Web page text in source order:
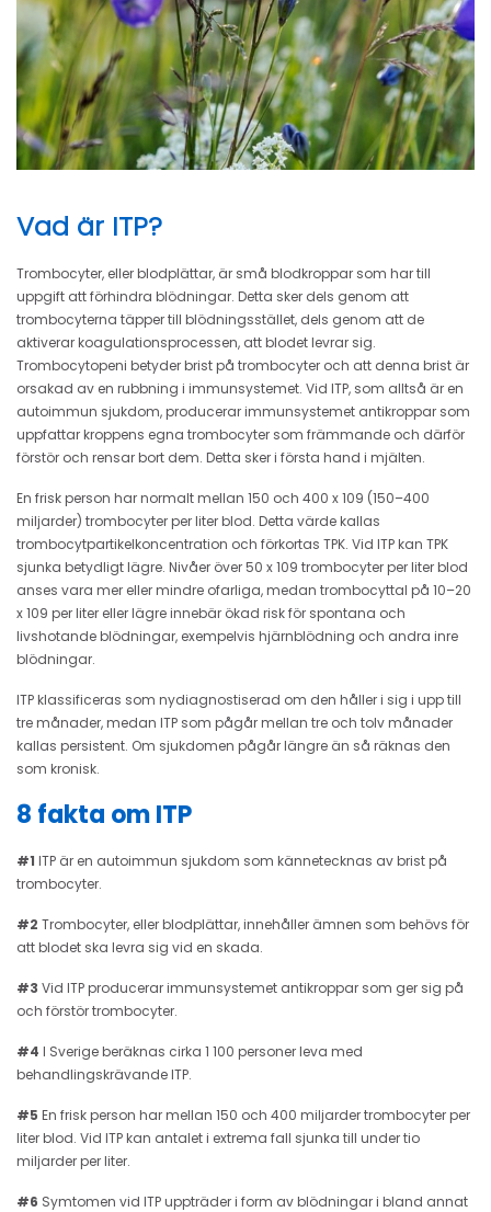
Vad är ITP?
Trombocyter, eller blodplättar, är små blodkroppar som har till
uppgift att förhindra blödningar. Detta sker dels genom att
trombocyterna täpper till blödningsstället, dels genom att de
aktiverar koagulationsprocessen, att blodet levrar sig.
Trombocytopeni betyder brist på trombocyter och att denna brist är
orsakad av en rubbning i immunsystemet. Vid ITP, som alltså är en
autoimmun sjukdom, producerar immunsystemet antikroppar som
uppfattar kroppens egna trombocyter som främmande och därför
förstör och rensar bort dem. Detta sker i första hand i mjälten.
En frisk person har normalt mellan 150 och 400 x 109 (150–400
miljarder) trombocyter per liter blod. Detta värde kallas
trombocytpartikelkoncentration och förkortas TPK. Vid ITP kan TPK
sjunka betydligt lägre. Nivåer över 50 x 109 trombocyter per liter blod
anses vara mer eller mindre ofarliga, medan trombocyttal på 10–20
x 109 per liter eller lägre innebär ökad risk för spontana och
livshotande blödningar, exempelvis hjärnblödning och andra inre
blödningar.
ITP klassificeras som nydiagnostiserad om den håller i sig i upp till
tre månader, medan ITP som pågår mellan tre och tolv månader
kallas persistent. Om sjukdomen pågår längre än så räknas den
som kronisk.
8 fakta om ITP
#1 ITP är en autoimmun sjukdom som kännetecknas av brist på
trombocyter.
#2 Trombocyter, eller blodplättar, innehåller ämnen som behövs för
att blodet ska levra sig vid en skada.
#3 Vid ITP producerar immunsystemet antikroppar som ger sig på
och förstör trombocyter.
#4 I Sverige beräknas cirka 1 100 personer leva med
behandlingskrävande ITP.
#5 En frisk person har mellan 150 och 400 miljarder trombocyter per
liter blod. Vid ITP kan antalet i extrema fall sjunka till under tio
miljarder per liter.
#6 Symtomen vid ITP uppträder i form av blödningar i bland annat